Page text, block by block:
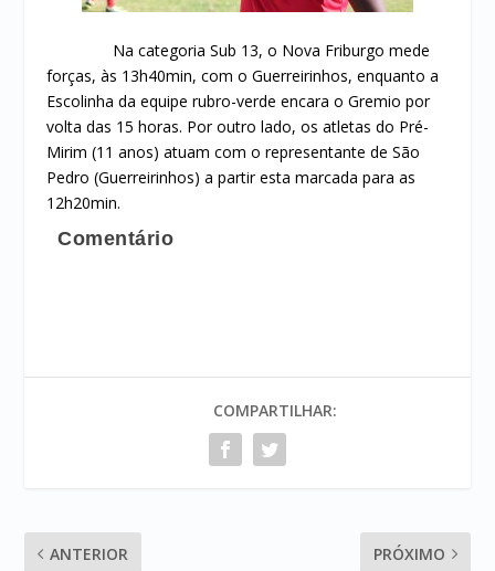
Na categoria Sub 13, o Nova Friburgo mede
forças, às 13h40min, com o Guerreirinhos, enquanto a
Escolinha da equipe rubro-verde encara o Gremio por
volta das 15 horas. Por outro lado, os atletas do Pré-
Mirim (11 anos) atuam com o representante de São
Pedro (Guerreirinhos) a partir esta marcada para as
12h20min.
Comentário
COMPARTILHAR:
ANTERIOR PRÓXIMO